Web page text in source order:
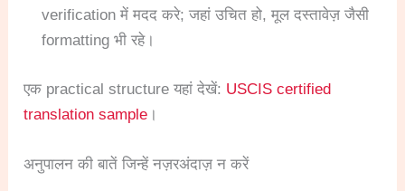
verification में मदद करे; जहां उचित हो, मूल दस्तावेज़ जैसी
formatting भी रहे।
एक practical structure यहां देखें: USCIS certified
translation sample ।
अनुपालन की बातें जिन्हें नज़रअंदाज़ न करें